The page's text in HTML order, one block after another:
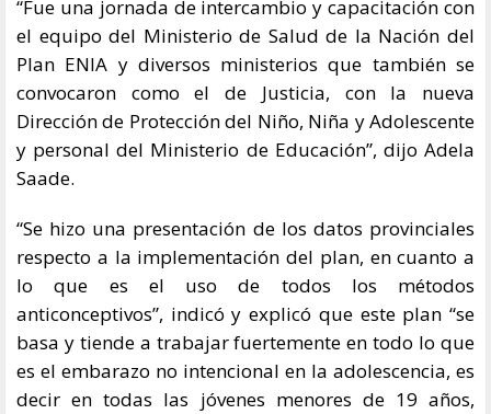
“Fue una jornada de intercambio y capacitación con
el equipo del Ministerio de Salud de la Nación del
Plan ENIA y diversos ministerios que también se
convocaron como el de Justicia, con la nueva
Dirección de Protección del Niño, Niña y Adolescente
y personal del Ministerio de Educación”, dijo Adela
Saade.
“Se hizo una presentación de los datos provinciales
respecto a la implementación del plan, en cuanto a
lo que es el uso de todos los métodos
anticonceptivos”, indicó y explicó que este plan “se
basa y tiende a trabajar fuertemente en todo lo que
es el embarazo no intencional en la adolescencia, es
decir en todas las jóvenes menores de 19 años,